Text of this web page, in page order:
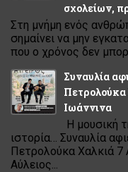
σχολείων,
Στη μνήμη ενός
σημαίνει να μην
που ο χρόνος δεν
Συναυλία
Πετρολούκα
Ιωάννινα
Η μουσική
ιστορία… Συναυλία
Πετρολούκα Χαλκιά
Αύλειος...